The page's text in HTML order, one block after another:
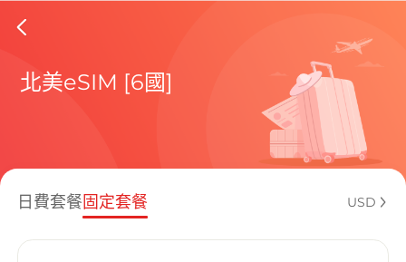
EI
包含目前
北美eSIM [6國]
日費套餐固定套餐 USD